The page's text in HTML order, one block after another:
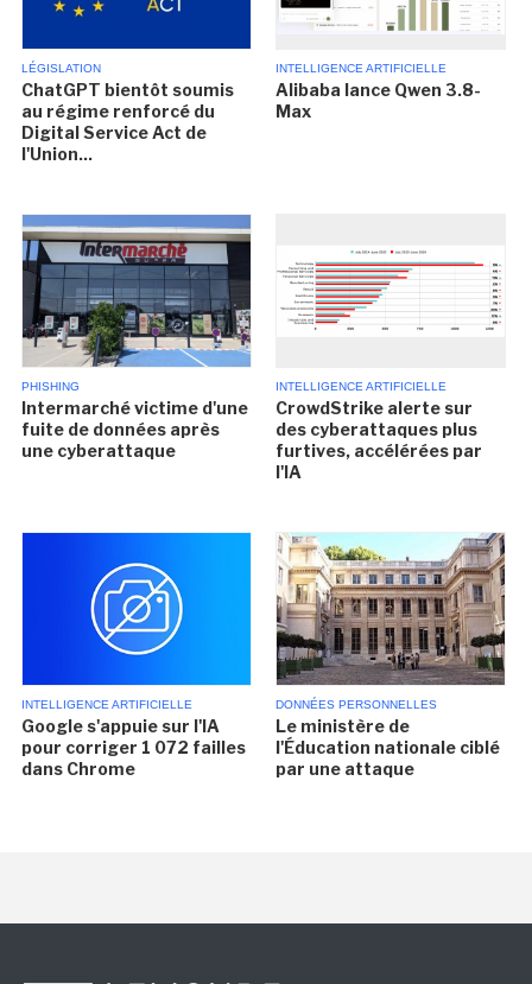
LÉGISLATION
ChatGPT bientôt soumis
au régime renforcé du
Digital Service Act de
l'Union...
INTELLIGENCE ARTIFICIELLE
Alibaba lance Qwen 3.8-
Max
PHISHING
Intermarché victime d'une
fuite de données après
une cyberattaque
INTELLIGENCE ARTIFICIELLE
CrowdStrike alerte sur
des cyberattaques plus
furtives, accélérées par
l'IA
INTELLIGENCE ARTIFICIELLE
Google s'appuie sur l'IA
pour corriger 1 072 failles
dans Chrome
DONNÉES PERSONNELLES
Le ministère de
l'Éducation nationale ciblé
par une attaque